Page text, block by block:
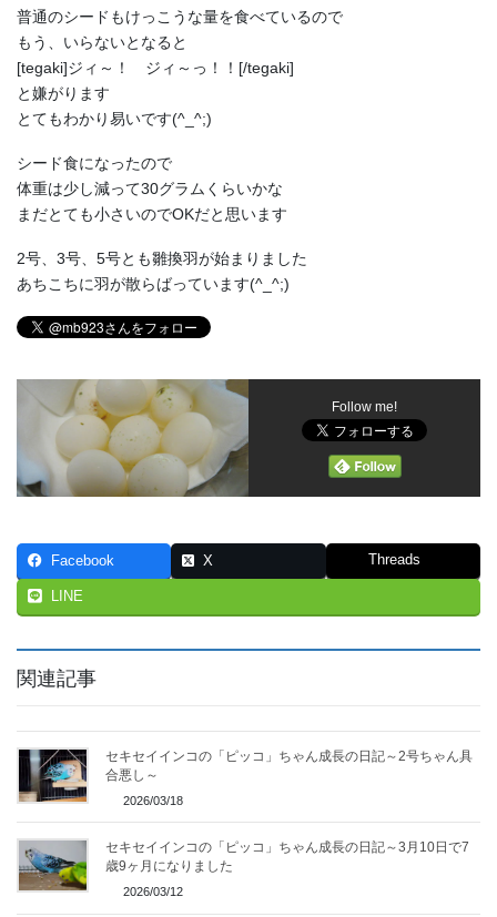
普通のシードもけっこうな量を食べているので
もう、いらないとなると
[tegaki]ジィ～！ ジィ～っ！！[/tegaki]
と嫌がります
とてもわかり易いです(^_^;)
シード食になったので
体重は少し減って30グラムくらいかな
まだとても小さいのでOKだと思います
2号、3号、5号とも雛換羽が始まりました
あちこちに羽が散らばっています(^_^;)
Follow me!
Facebook X Threads
LINE
関連記事
セキセイインコの「ピッコ」ちゃん成長の日記～2号ちゃん具
合悪し～
2026/03/18
セキセイインコの「ピッコ」ちゃん成長の日記～3月10日で7
歳9ヶ月になりました
2026/03/12